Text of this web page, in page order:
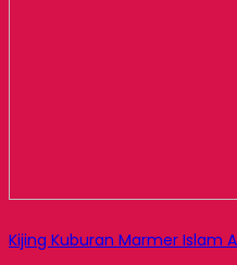
Kijing Kuburan Marmer Islam